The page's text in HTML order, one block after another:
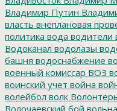
Владимир Путин
власть внеплановая
политика вода водители
Водоканал водолазы
башня водоснабжение
военный комиссар ВОЗ
воинский учет война
волейбол волк
Волочаевский бой